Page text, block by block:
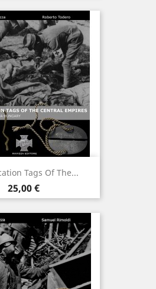
Tags Of The...
Prezzo
25,00 €